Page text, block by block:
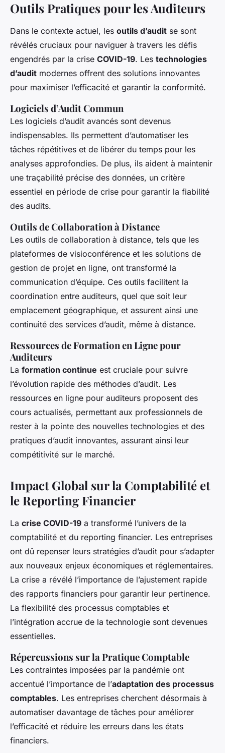
Outils Pratiques pour les Auditeurs
Dans le contexte actuel, les outils d’audit se sont
révélés cruciaux pour naviguer à travers les défis
engendrés par la crise COVID-19. Les technologies
d’audit modernes offrent des solutions innovantes
pour maximiser l’efficacité et garantir la conformité.
Logiciels d’Audit Commun
Les logiciels d’audit avancés sont devenus
indispensables. Ils permettent d’automatiser les
tâches répétitives et de libérer du temps pour les
analyses approfondies. De plus, ils aident à maintenir
une traçabilité précise des données, un critère
essentiel en période de crise pour garantir la fiabilité
des audits.
Outils de Collaboration à Distance
Les outils de collaboration à distance, tels que les
plateformes de visioconférence et les solutions de
gestion de projet en ligne, ont transformé la
communication d’équipe. Ces outils facilitent la
coordination entre auditeurs, quel que soit leur
emplacement géographique, et assurent ainsi une
continuité des services d’audit, même à distance.
Ressources de Formation en Ligne pour
Auditeurs
La formation continue est cruciale pour suivre
l’évolution rapide des méthodes d’audit. Les
ressources en ligne pour auditeurs proposent des
cours actualisés, permettant aux professionnels de
rester à la pointe des nouvelles technologies et des
pratiques d’audit innovantes, assurant ainsi leur
compétitivité sur le marché.
Impact Global sur la Comptabilité et
le Reporting Financier
La crise COVID-19 a transformé l’univers de la
comptabilité et du reporting financier. Les entreprises
ont dû repenser leurs stratégies d’audit pour s’adapter
aux nouveaux enjeux économiques et réglementaires.
La crise a révélé l’importance de l’ajustement rapide
des rapports financiers pour garantir leur pertinence.
La flexibilité des processus comptables et
l’intégration accrue de la technologie sont devenues
essentielles.
Répercussions sur la Pratique Comptable
Les contraintes imposées par la pandémie ont
accentué l’importance de l’adaptation des processus
comptables. Les entreprises cherchent désormais à
automatiser davantage de tâches pour améliorer
l’efficacité et réduire les erreurs dans les états
financiers.